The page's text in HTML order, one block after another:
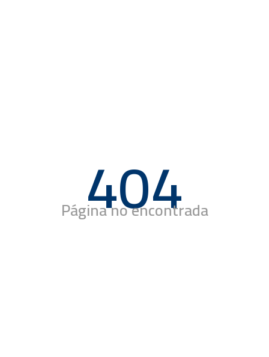
404
Página no encontrada